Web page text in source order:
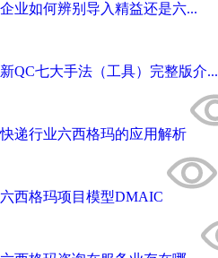
企业如何辨别导入精益还是六...
新QC七大手法（工具）完整版介...
快递行业六西格玛的应用解析
六西格玛项目模型DMAIC